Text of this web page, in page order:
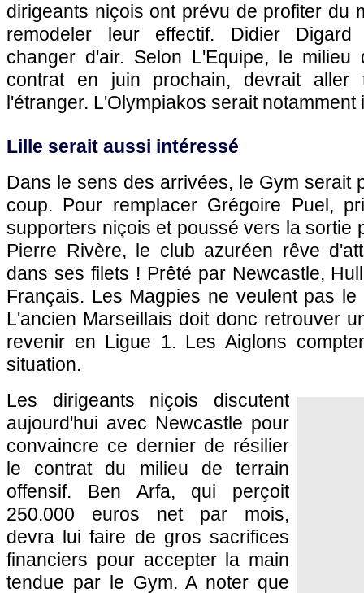
dirigeants niçois ont prévu de profiter du
remodeler leur effectif. Didier Digard
changer d'air. Selon L'Equipe, le
contrat en juin prochain, devrait
l'étranger. L'Olympiakos serait notamment
Lille serait aussi intéressé
Dans le sens des arrivées, le Gym serait
coup. Pour remplacer Grégoire Puel,
supporters niçois et poussé vers la sortie
Pierre Rivère, le club azuréen rêve
dans ses filets ! Prêté par Newcastle,
Français. Les Magpies ne veulent pas
L'ancien Marseillais doit donc retrouver
revenir en Ligue 1. Les Aiglons
situation.
Les dirigeants niçois discutent
aujourd'hui avec Newcastle pour
convaincre ce dernier de résilier
le contrat du milieu de terrain
offensif. Ben Arfa, qui perçoit
250.000 euros net par mois,
devra lui faire de gros sacrifices
financiers pour accepter la main
tendue par le Gym. A noter que